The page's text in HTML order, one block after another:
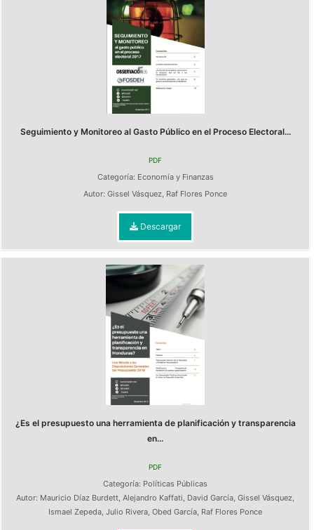
Seguimiento y Monitoreo al Gasto Público en el Proceso Electoral...
PDF
Categoría: Economía y Finanzas
Autor: Gissel Vásquez, Raf Flores Ponce
Descargar
¿Es el presupuesto una herramienta de planificación y transparencia
en...
PDF
Categoría: Políticas Públicas
Autor: Mauricio Díaz Burdett, Alejandro Kaffati, David García, Gissel Vásquez,
Ismael Zepeda, Julio Rivera, Obed García, Raf Flores Ponce